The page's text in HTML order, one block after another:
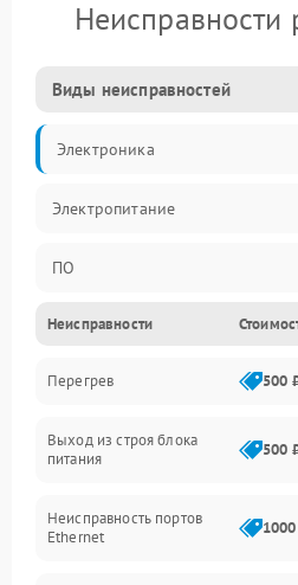
Неисправности
Виды неисправностей
Электроника
Электропитание
ПО
Сеть
Беспроводной модуль
Программное обеспечение
Неисправности
Перегрев 500
Выход из строя блока
питания
500
Неисправность портов
Ethernet